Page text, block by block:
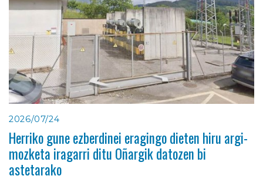
2026/07/24
Herriko gune ezberdinei eragingo dieten hiru argi-
mozketa iragarri ditu Oñargik datozen bi
astetarako